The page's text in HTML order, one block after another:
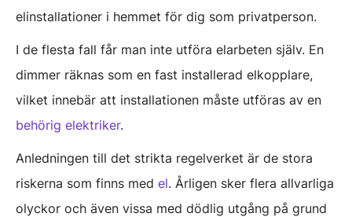
elinstallationer i hemmet för dig som privatperson.
I de flesta fall får man inte utföra elarbeten själv. En
dimmer räknas som en fast installerad elkopplare,
vilket innebär att installationen måste utföras av en
behörig elektriker.
Anledningen till det strikta regelverket är de stora
riskerna som finns med el. Årligen sker flera allvarliga
olyckor och även vissa med dödlig utgång på grund